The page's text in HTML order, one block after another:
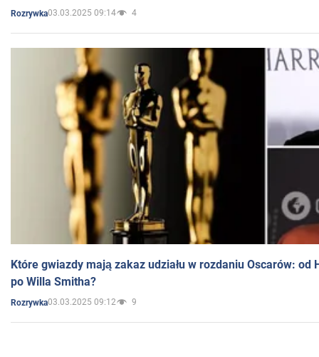
Rozrywka03.03.2025 09:14 4
Które gwiazdy mają zakaz udziału w rozdaniu Oscarów: od
po Willa Smitha?
Rozrywka03.03.2025 09:12 9